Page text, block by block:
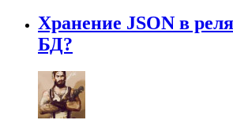
Хранение JSON в
БД?